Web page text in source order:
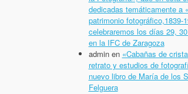
dedicadas temáticamente a
patrimonio fotográfico,1839-
celebraremos los días 29,
en la IFC de Zaragoza
adminen «Cabañas de
retrato y estudios de
nuevo libro de María de los
Felguera